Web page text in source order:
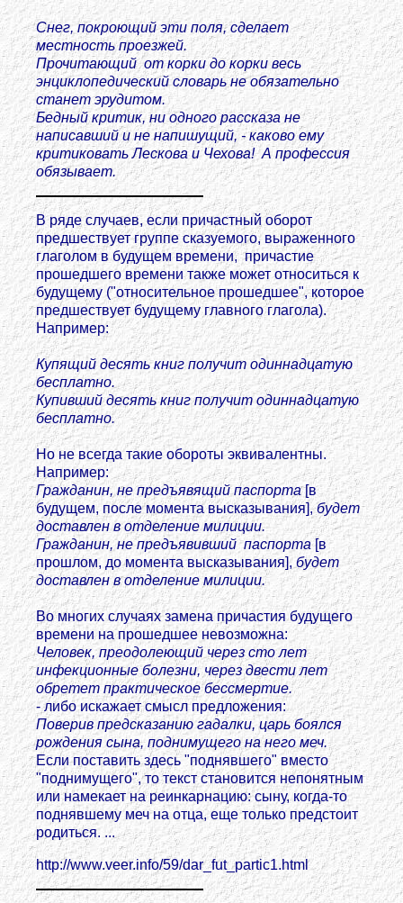
Снег, покроющий эти поля, сделает
местность проезжей.
Прочитающий от корки до корки весь
энциклопедический словарь не обязательно
станет эрудитом.
Бедный критик, ни одного рассказа не
написавший и не напишущий, - каково ему
критиковать Лескова и Чехова! А профессия
обязывает.
В ряде случаев, если причастный оборот
предшествует группе сказуемого, выраженного
глаголом в будущем времени, причастие
прошедшего времени также может относиться к
будущему ("относительное прошедшее", которое
предшествует будущему главного глагола).
Например:
Купящий десять книг получит одиннадцатую
бесплатно.
Купивший десять книг получит одиннадцатую
бесплатно.
Но не всегда такие обороты эквивалентны.
Например:
Гражданин, не предъявящий паспорта[в
будущем, после момента высказывания],будет
доставлен в отделение милиции.
Гражданин, не предъявивший паспорта[в
прошлом, до момента высказывания], будет
доставлен в отделение милиции.
Во многих случаях замена причастия будущего
времени на прошедшее невозможна:
Человек, преодолеющий через сто лет
инфекционные болезни, через двести лет
обретет практическое бессмертие.
- либо искажает смысл предложения:
Поверив предсказанию гадалки, царь боялся
рождения сына, поднимущего на него меч.
Если поставить здесь "поднявшего" вместо
"поднимущего", то текст становится непонятным
или намекает на реинкарнацию: сыну, когда-то
поднявшему меч на отца, еще только предстоит
родиться. ...
http://www.veer.info/59/dar_fut_partic1.html